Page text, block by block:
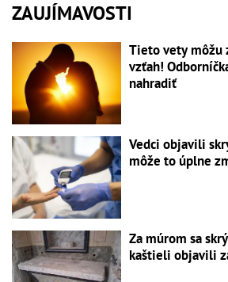
ZAUJÍMAVOSTI
Tieto vety môžu
vzťah!
nahradiť
Vedci objavili
môže to úplne
Za múrom sa
kaštieli objavili